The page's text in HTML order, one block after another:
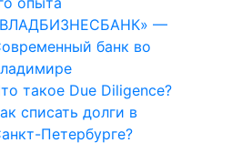
—
банк во
такое Due Diligence?
списать долги в
Петербурге?